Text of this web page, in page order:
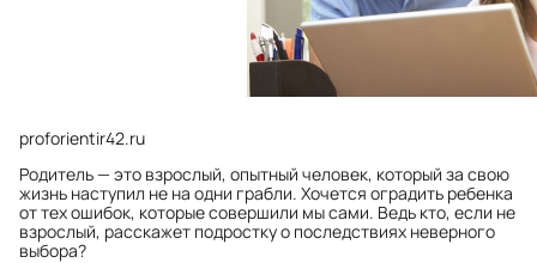
proforientir42.ru
Родитель — это взрослый, опытный человек, который за свою
жизнь наступил не на одни грабли. Хочется оградить ребенка
от тех ошибок, которые совершили мы сами. Ведь кто, если не
взрослый, расскажет подростку о последствиях неверного
выбора?